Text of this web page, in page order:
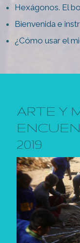
Hexágonos. El
Bienvenida e
¿Cómo usar el
ARTE Y
2019